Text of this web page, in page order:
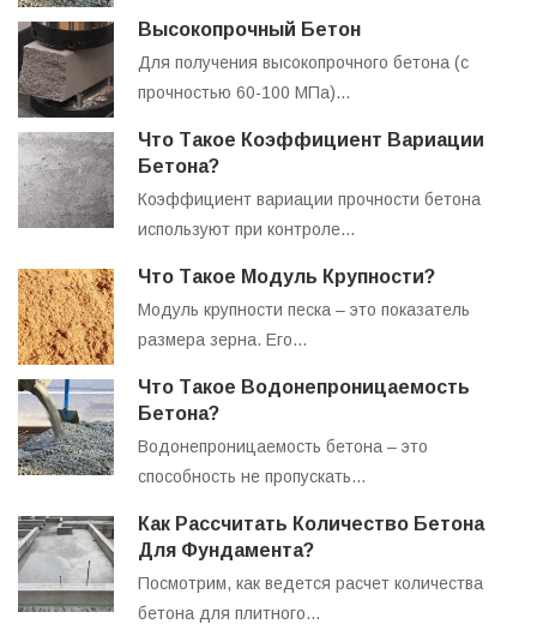
Высокопрочный Бетон
Для получения высокопрочного бетона (с
прочностью 60-100 МПа)…
Что Такое Коэффициент Вариации
Бетона?
Коэффициент вариации прочности бетона
используют при контроле…
Что Такое Модуль Крупности?
Модуль крупности песка – это показатель
размера зерна. Его…
Что Такое Водонепроницаемость
Бетона?
Водонепроницаемость бетона – это
способность не пропускать…
Как Рассчитать Количество Бетона
Для Фундамента?
Посмотрим, как ведется расчет количества
бетона для плитного…